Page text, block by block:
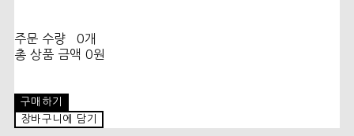
주문 수량
0개
총 상품 금액 0원
구매하기
장바구니에 담기